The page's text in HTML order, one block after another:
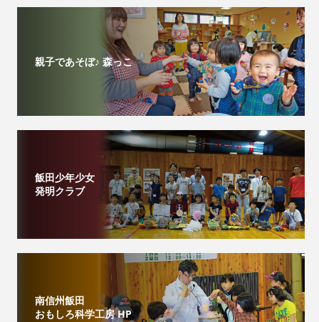
親子であそぼ♪ 森っこ
飯田少年少女
発明クラブ
南信州飯田
おもしろ科学工房 HP